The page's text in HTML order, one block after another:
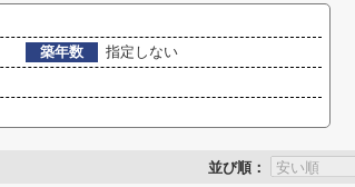
築年数
指定しない
並び順：